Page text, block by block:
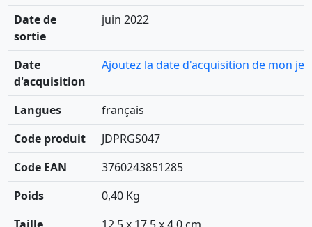
Date de
sortie
juin 2022
Date
d'acquisition
Ajoutez la date d'acquisition de mon jeu
Langues
français
Code produit
JDPRGS047
Code EAN
3760243851285
Poids
0,40 Kg